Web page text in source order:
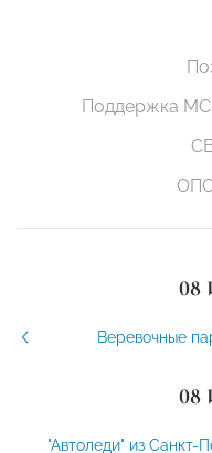
Поддержка
08
Веревочные
08
"Автоледи" из Санкт-